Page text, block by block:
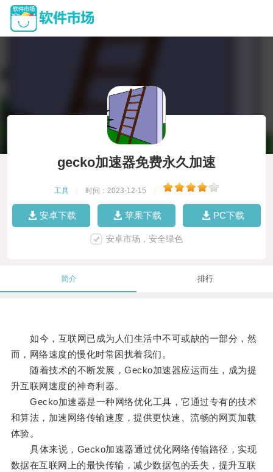
gecko加速器免费永久加速
工具 时间：2023-12-15
安卓下载 苹果下载 PC下载
安卓市场，安全绿色
简介 排行
如今，互联网已成为人们生活中不可或缺的一部分，然
而，网络速度的慢化时常困扰着我们。
随着技术的不断发展，Gecko加速器应运而生，成为提
升互联网速度的神奇利器。
Gecko加速器是一种网络优化工具，它通过专有的技术
和算法，加速网络传输速度，提供更快速、流畅的网页加载
体验。
具体来说，Gecko加速器通过优化网络传输路径，实现
数据在互联网上的最快传输，减少数据包的丢失，提升互联